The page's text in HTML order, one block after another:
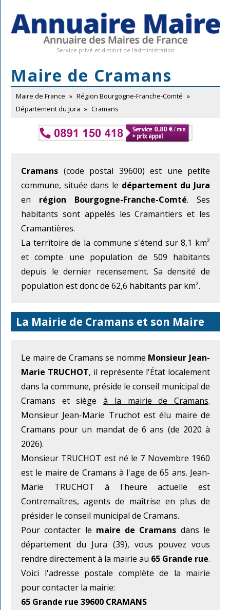
Service privé et distinct de l'administration
Maire de Cramans
Maire de France » Région Bourgogne-Franche-Comté »
Département du Jura » Cramans
Cramans (code postal 39600) est une petite
commune, située dans le département du Jura
en région Bourgogne-Franche-Comté. Ses
habitants sont appelés les Cramantiers et les
Cramantières.
La territoire de la commune s'étend sur 8,1 km²
et compte une population de 509 habitants
depuis le dernier recensement. Sa densité de
population est donc de 62,6 habitants par km².
La Mairie de Cramans et son Maire
Le maire de Cramans se nomme Monsieur Jean-
Marie TRUCHOT, il représente l'État localement
dans la commune, préside le conseil municipal de
Cramans et siègeà la mairie de Cramans.
Monsieur Jean-Marie Truchot est élu maire de
Cramans pour un mandat de 6 ans (de 2020 à
2026).
Monsieur TRUCHOT est né le 7 Novembre 1960
est le maire de Cramans à l'age de 65 ans. Jean-
Marie TRUCHOT à l'heure actuelle est
Contremaîtres, agents de maîtrise en plus de
présider le conseil municipal de Cramans.
Pour contacter le maire de Cramans dans le
département du Jura (39), vous pouvez vous
rendre directement à la mairie au 65 Grande rue.
Voici l'adresse postale complète de la mairie
pour contacter la mairie:
65 Grande rue 39600 CRAMANS